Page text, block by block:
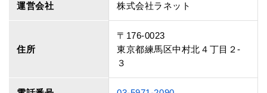
運営会社 株式会社ラネット
住所
〒176-0023
東京都練馬区中村北４丁目２‐
３